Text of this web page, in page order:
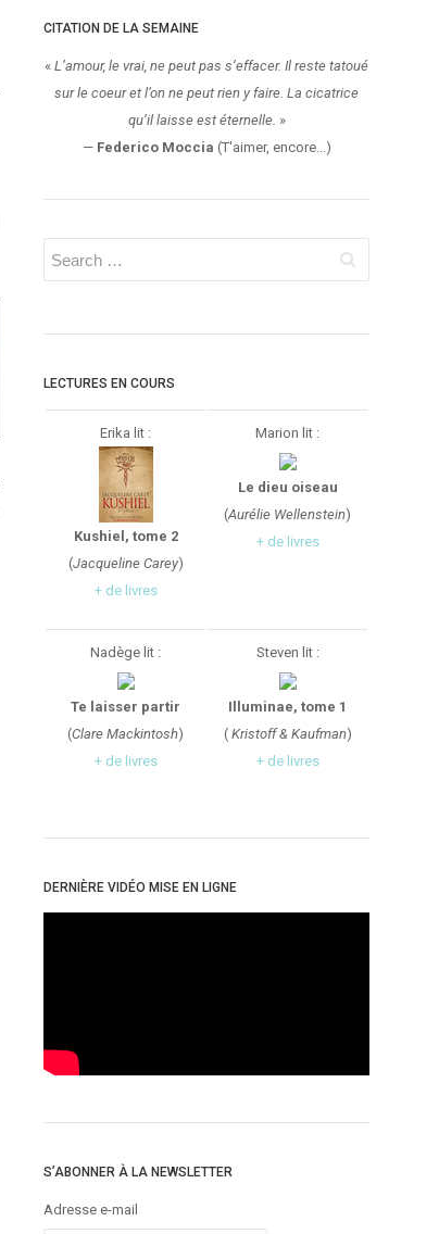
CITATION DE LA SEMAINE
« L’amour, le vrai, ne peut pas s’effacer. Il reste tatoué
sur le coeur et l’on ne peut rien y faire. La cicatrice
qu’il laisse est éternelle. »
— Federico Moccia (T'aimer, encore...)
LECTURES EN COURS
Erika lit :
Kushiel, tome 2
(Jacqueline Carey)
+ de livres
Marion lit :
Le dieu oiseau
(Aurélie Wellenstein)
+ de livres
Nadège lit :
Te laisser partir
(Clare Mackintosh)
+ de livres
Steven lit :
Illuminae, tome 1
(Kristoff & Kaufman)
+ de livres
DERNIÈRE VIDÉO MISE EN LIGNE
S’ABONNER À LA NEWSLETTER
Adresse e-mail